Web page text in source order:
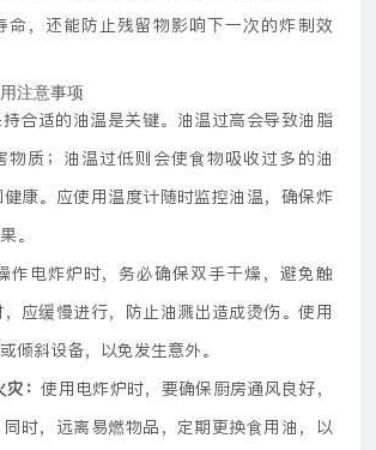
命，还能防止残留物影响下一次的炸制效
注意事项
合适的油温是关键。油温过高会导致油脂
物质；油温过低则会使食物吸收过多的油
康。应使用温度计随时监控油温，确保炸
。
作电炸炉时，务必确保双手干燥，避免触
应缓慢进行，防止油溅出造成烫伤。使用
倾斜设备，以免发生意外。
灾：使用电炸炉时，要确保厨房通风良好，
时，远离易燃物品，定期更换食用油，以